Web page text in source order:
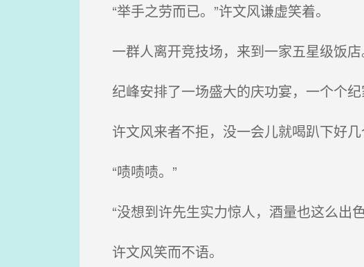
“举手之劳而已。”许文风谦虚笑着。
一群人离开竞技场，来到一家五星级饭店
纪峰安排了一场盛大的庆功宴，一个个纪
许文风来者不拒，没一会儿就喝趴下好几
“啧啧啧。”
“没想到许先生实力惊人，酒量也这么出
许文风笑而不语。